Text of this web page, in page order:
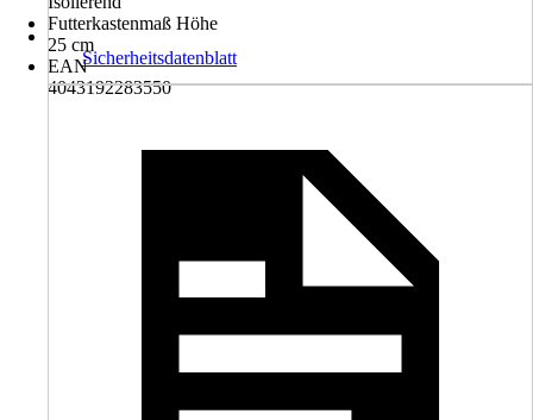
Futterkastenmaß Höhe
25 cm
EAN
4043192283550
Sicherheitsdatenblatt